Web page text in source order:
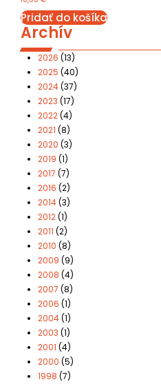
Pridať do košíka
Archív
2026 (13)
2025 (40)
2024(37)
2023 (17)
2022(4)
2021 (8)
2020 (3)
2019 (1)
2017 (7)
2016 (2)
2014(3)
2012(1)
2011 (2)
2010 (8)
2009 (9)
2008 (4)
2007 (8)
2006 (1)
2004(1)
2003 (1)
2001 (4)
2000 (5)
1998 (7)